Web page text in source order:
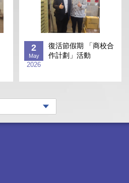
2
May
2026
復活節假期 「商校合
作計劃」活動